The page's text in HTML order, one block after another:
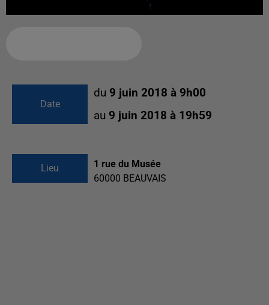
Date
du 9 juin 2018 à 9h00
au 9 juin 2018 à 19h59
Lieu
1 rue du Musée
60000 BEAUVAIS